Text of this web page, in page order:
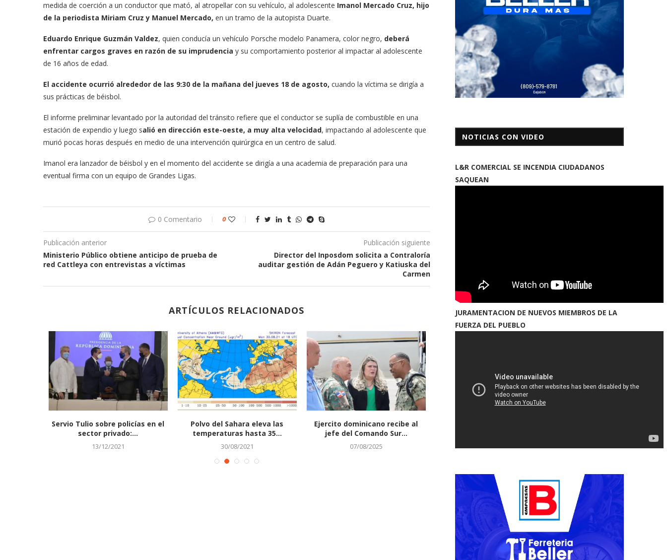
medida de coerción a un conductor que mató, al atropellar con su vehículo, al adolescente Imanol Mercado Cruz, hijo
de la periodista Miriam Cruz y Manuel Mercado, en un tramo de la autopista Duarte.
Eduardo Enrique Guzmán Valdez, quien conducía un vehículo Porsche modelo Panamera, color negro, deberá
enfrentar cargos graves en razón de su imprudencia y su comportamiento posterior al impactar al adolescente
de 16 años de edad.
El accidente ocurrió alrededor de las 9:30 de la mañana del jueves 18 de agosto, cuando la víctima se dirigía a
sus prácticas de béisbol.
El informe preliminar levantado por la autoridad del tránsito refiere que el conductor se suplía de combustible en una
estación de expendio y luego salió en dirección este-oeste, a muy alta velocidad, impactando al adolescente que
murió pocas horas después en medio de una intervención quirúrgica en un centro de salud.
Imanol era lanzador de béisbol y en el momento del accidente se dirigía a una academia de preparación para una
eventual firma con un equipo de Grandes Ligas.
0 Comentario 0
Publicación anterior
Ministerio Público obtiene anticipo de prueba de
red Cattleya con entrevistas a víctimas
Publicación siguiente
Director del Inposdom solicita a Contraloría
auditar gestión de Adán Peguero y Katiuska del
Carmen
ARTÍCULOS RELACIONADOS
Servio Tulio sobre policías en el
sector privado:...
13/12/2021
Polvo del Sahara eleva las
temperaturas hasta 35...
30/08/2021
Ejercito dominicano recibe al
jefe del Comando Sur...
07/08/2025 30/05/2026
constitucional sin el...
11/05/2022
NOTICIAS CON VIDEO
L&R COMERCIAL SE INCENDIA CIUDADANOS
SAQUEAN
JURAMENTACION DE NUEVOS MIEMBROS DE LA
FUERZA DEL PUEBLO